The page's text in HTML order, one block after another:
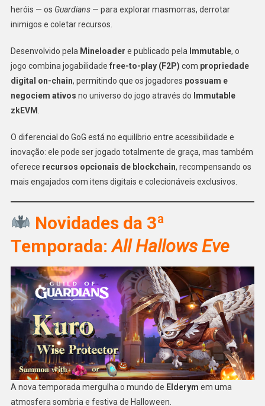
heróis — os Guardians— para explorar masmorras, derrotar
inimigos e coletar recursos.
Desenvolvido pela Mineloader e publicado pela Immutable, o
jogo combina jogabilidade free-to-play (F2P) com propriedade
digital on-chain, permitindo que os jogadores possuam e
negociem ativos no universo do jogo através do Immutable
zkEVM
O diferencial do GoG está no equilíbrio entre acessibilidade e
inovação: ele pode ser jogado totalmente de graça, mas também
oferece recursos opcionais de blockchain, recompensando os
mais engajados com itens digitais e colecionáveis exclusivos.
Novidades da 3ª
Temporada:All Hallows Eve
A nova temporada mergulha o mundo de Elderym em uma
atmosfera sombria e festiva de Halloween.